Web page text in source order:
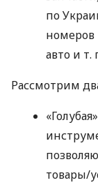
по
номеров
авто и т.
Рассмотрим
товары/